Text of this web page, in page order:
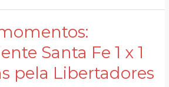
Santa Fe 1 x 1
pela Libertadores